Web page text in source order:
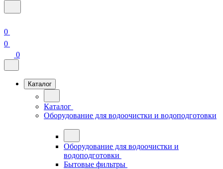
0
0
0
Каталог
Каталог
Оборудование для водоочистки и водоподготовки
Оборудование для водоочистки и
водоподготовки
Бытовые фильтры